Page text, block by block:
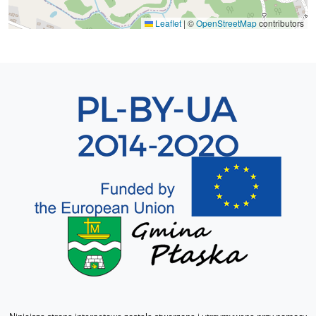
Leaflet | ©OpenStreetMapcontributors